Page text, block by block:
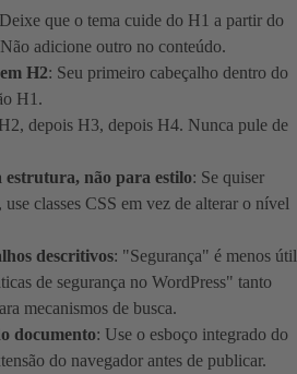
que o tema cuide do H1 a partir do
adicione outro no conteúdo.
H2: Seu primeiro cabeçalho dentro do
H1.
depois H3, depois H4. Nunca pule de
estrutura, não para estilo: Se quiser
classes CSS em vez de alterar o nível
descritivos: "Segurança" é menos útil
de segurança no WordPress" tanto
mecanismos de busca.
documento: Use o esboço integrado do
do navegador antes de publicar.